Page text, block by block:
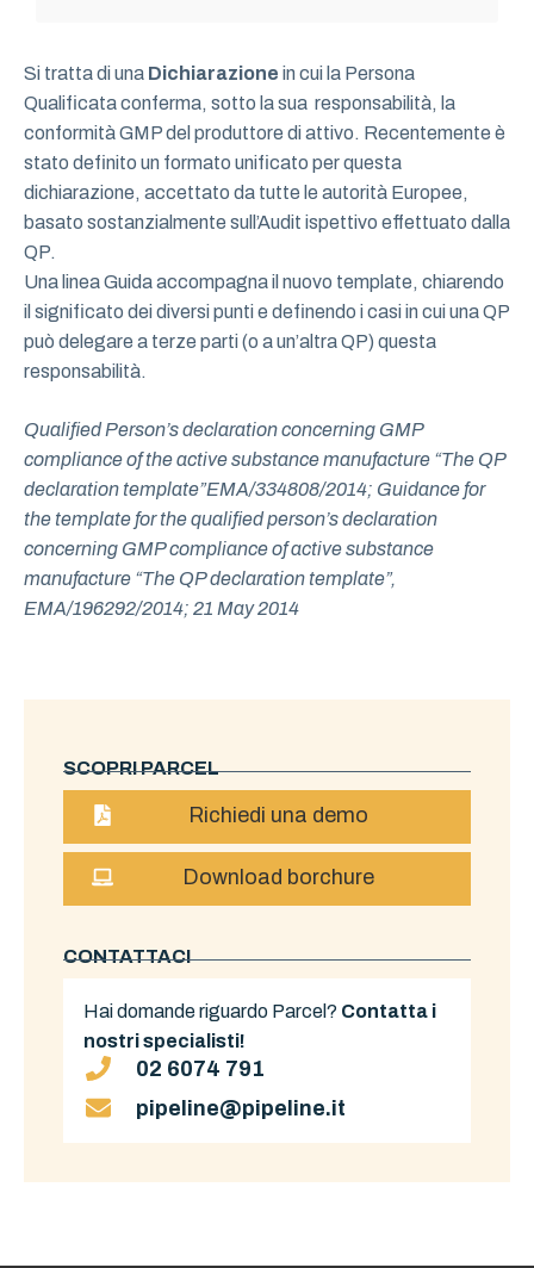
Si tratta di una Dichiarazione in cui la Persona
Qualificata conferma, sotto la sua responsabilità, la
conformità GMP del produttore di attivo. Recentemente è
stato definito un formato unificato per questa
dichiarazione, accettato da tutte le autorità Europee,
basato sostanzialmente sull’Audit ispettivo effettuato dalla
QP.
Una linea Guida accompagna il nuovo template, chiarendo
il significato dei diversi punti e definendo i casi in cui una QP
può delegare a terze parti (o a un’altra QP) questa
responsabilità.
Qualified Person’s declaration concerning GMP
compliance of the active substance manufacture “The QP
declaration template”EMA/334808/2014; Guidance for
the template for the qualified person’s declaration
concerning GMP compliance of active substance
manufacture “The QP declaration template”,
EMA/196292/2014; 21 May 2014
SCOPRI PARCEL
Richiedi una demo
Download borchure
CONTATTACI
Hai domande riguardo Parcel? Contatta i
nostri specialisti!
02 6074 791
pipeline@pipeline.it